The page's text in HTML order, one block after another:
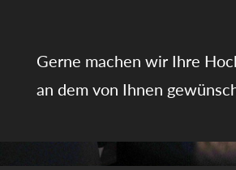
Gerne machen wir Ihre
an dem von Ihnen